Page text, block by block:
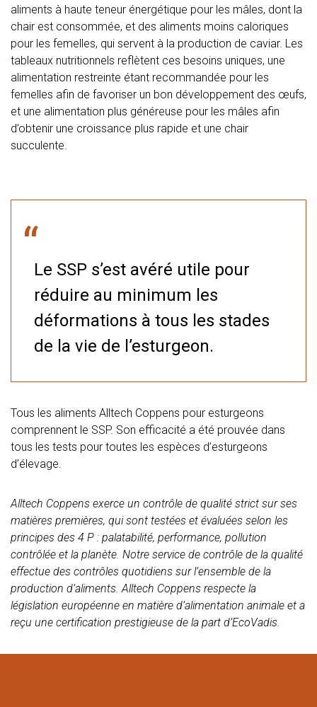
aliments à haute teneur énergétique pour les mâles, dont la
chair est consommée, et des aliments moins caloriques
pour les femelles, qui servent à la production de caviar. Les
tableaux nutritionnels reflètent ces besoins uniques, une
alimentation restreinte étant recommandée pour les
femelles afin de favoriser un bon développement des œufs,
et une alimentation plus généreuse pour les mâles afin
d’obtenir une croissance plus rapide et une chair
succulente.
“Le SSP s’est avéré utile pour
réduire au minimum les
déformations à tous les stades
de la vie de l’esturgeon.
Tous les aliments Alltech Coppens pour esturgeons
comprennent le SSP. Son efficacité a été prouvée dans
tous les tests pour toutes les espèces d’esturgeons
d’élevage.
Alltech Coppens exerce un contrôle de qualité strict sur ses
matières premières, qui sont testées et évaluées selon les
principes des 4 P : palatabilité, performance, pollution
contrôlée et la planète. Notre service de contrôle de la qualité
effectue des contrôles quotidiens sur l’ensemble de la
production d’aliments. Alltech Coppens respecte la
législation européenne en matière d’alimentation animale et a
reçu une certification prestigieuse de la part d’EcoVadis.